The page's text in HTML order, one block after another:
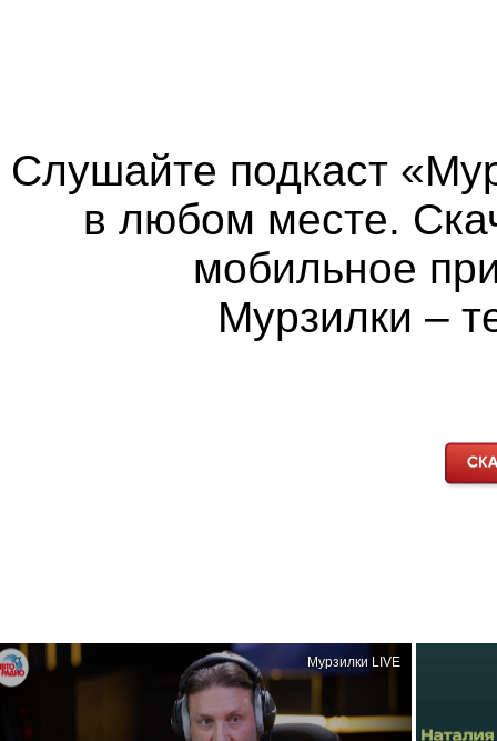
Слушайте подкаст
в любом месте.
мобильное
Мурзилки –
Мурзилки LIVE